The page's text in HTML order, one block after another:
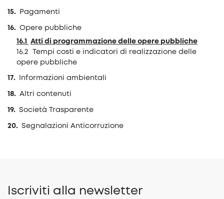
Pagamenti
Opere pubbliche
Atti di programmazione delle opere pubbliche
Tempi costi e indicatori di realizzazione delle
opere pubbliche
Informazioni ambientali
Altri contenuti
Società Trasparente
Segnalazioni Anticorruzione
Iscriviti alla newsletter